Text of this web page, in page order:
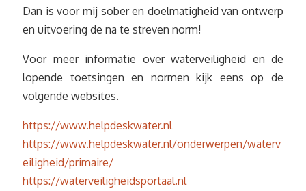
Dan is voor mij sober en doelmatigheid van ontwerp
en uitvoering de na te streven norm!
Voor meer informatie over waterveiligheid en de
lopende toetsingen en normen kijk eens op de
volgende websites.
https://www.helpdeskwater.nl
https://www.helpdeskwater.nl/onderwerpen/waterv
eiligheid/primaire/
https://waterveiligheidsportaal.nl